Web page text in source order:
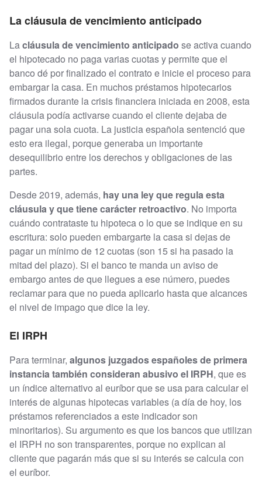
La cláusula de vencimiento anticipado
Lacláusula de vencimiento anticipado se activa cuando
el hipotecado no paga varias cuotas y permite que el
banco dé por finalizado el contrato e inicie el proceso para
embargar la casa. En muchos préstamos hipotecarios
firmados durante la crisis financiera iniciada en 2008, esta
cláusula podía activarse cuando el cliente dejaba de
pagar una sola cuota. La justicia española sentenció que
esto era ilegal, porque generaba un importante
desequilibrio entre los derechos y obligaciones de las
partes.
Desde 2019, además, hay una ley que regula esta
cláusula y que tiene carácter retroactivo. No importa
cuándo contrataste tu hipoteca o lo que se indique en su
escritura: solo pueden embargarte la casa si dejas de
pagar un mínimo de 12 cuotas (son 15 si ha pasado la
mitad del plazo). Si el banco te manda un aviso de
embargo antes de que llegues a ese número, puedes
reclamar para que no pueda aplicarlo hasta que alcances
el nivel de impago que dice la ley.
El IRPH
Para terminar, algunos juzgados españoles de primera
instancia también consideran abusivo el IRPH, que es
un índice alternativo al euríbor que se usa para calcular el
interés de algunas hipotecas variables (a día de hoy, los
préstamos referenciados a este indicador son
minoritarios). Su argumento es que los bancos que utilizan
el IRPH no son transparentes, porque no explican al
cliente que pagarán más que si su interés se calcula con
el euríbor.